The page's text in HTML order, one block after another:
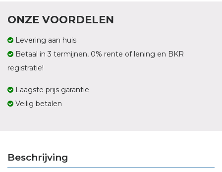
ONZE VOORDELEN
Levering aan huis
Betaal in 3 termijnen, 0% rente of lening en BKR
registratie!
Laagste prijs garantie
Veilig betalen
Beschrijving